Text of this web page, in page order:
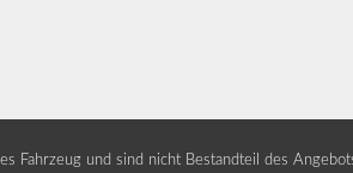
Fahrzeug und sind nicht Bestandteil des